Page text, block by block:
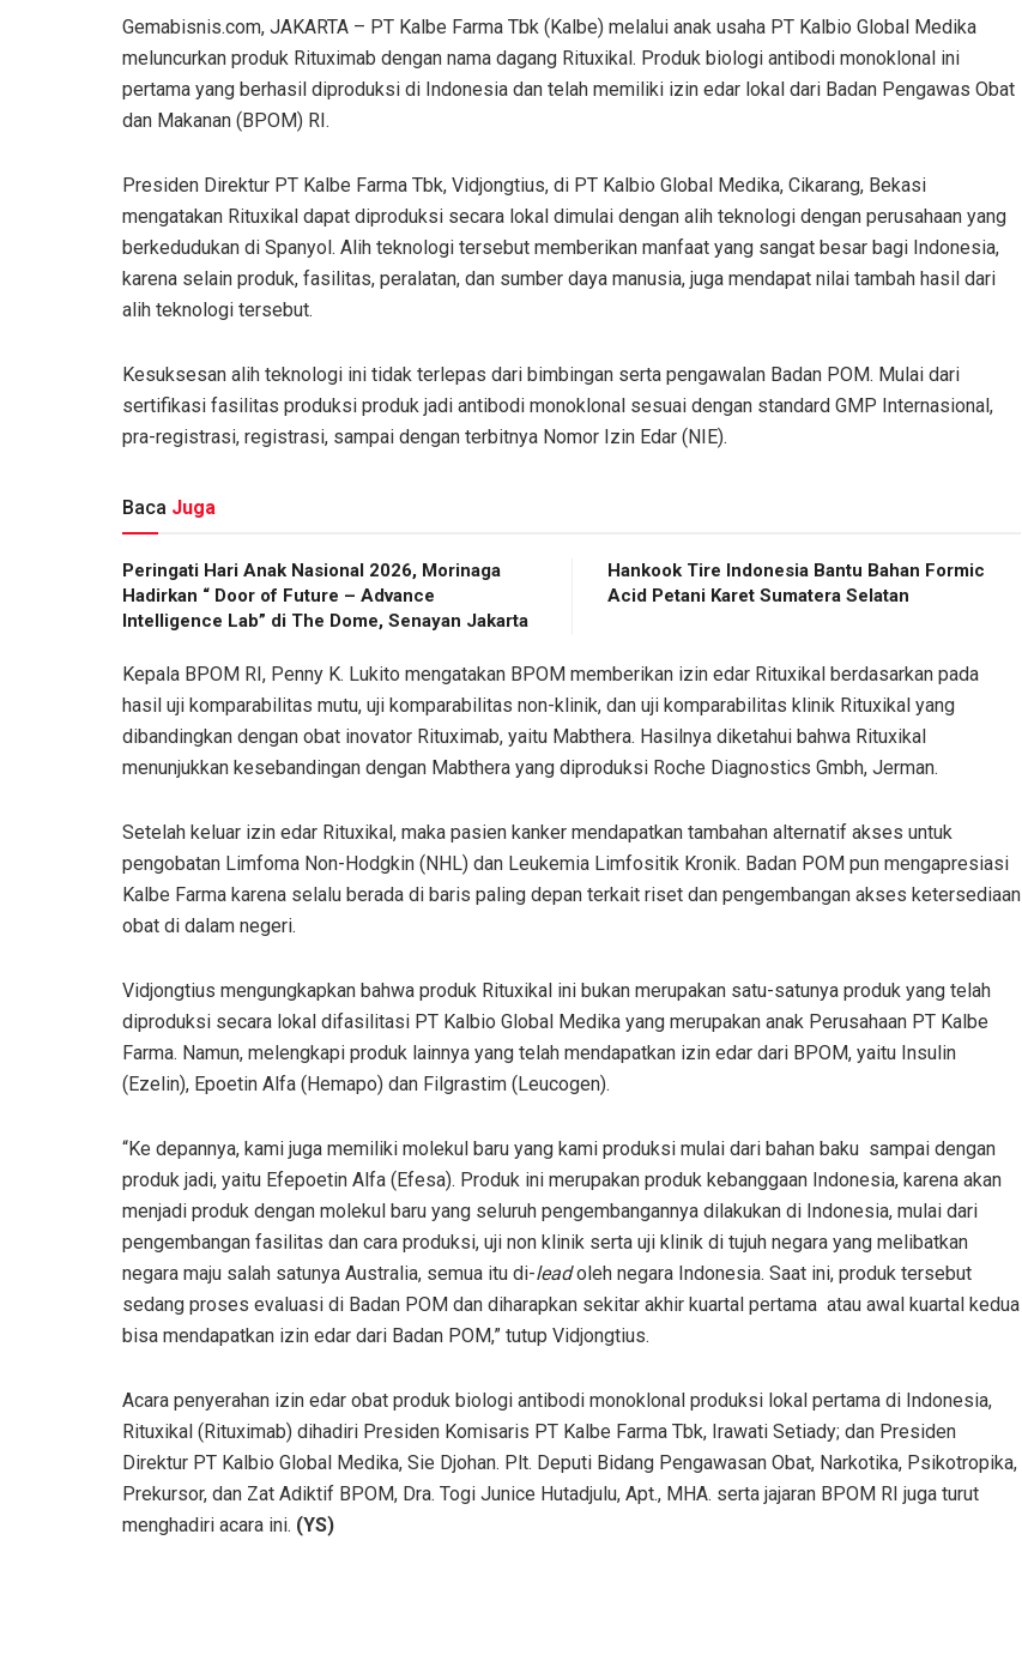
Gemabisnis.com, JAKARTA – PT Kalbe Farma Tbk (Kalbe) melalui anak usaha PT Kalbio Global Medika
meluncurkan produk Rituximab dengan nama dagang Rituxikal. Produk biologi antibodi monoklonal ini
pertama yang berhasil diproduksi di Indonesia dan telah memiliki izin edar lokal dari Badan Pengawas Obat
dan Makanan (BPOM) RI.
Presiden Direktur PT Kalbe Farma Tbk, Vidjongtius, di PT Kalbio Global Medika, Cikarang, Bekasi
mengatakan Rituxikal dapat diproduksi secara lokal dimulai dengan alih teknologi dengan perusahaan yang
berkedudukan di Spanyol. Alih teknologi tersebut memberikan manfaat yang sangat besar bagi Indonesia,
karena selain produk, fasilitas, peralatan, dan sumber daya manusia, juga mendapat nilai tambah hasil dari
alih teknologi tersebut.
Kesuksesan alih teknologi ini tidak terlepas dari bimbingan serta pengawalan Badan POM. Mulai dari
sertifikasi fasilitas produksi produk jadi antibodi monoklonal sesuai dengan standard GMP Internasional,
pra-registrasi, registrasi, sampai dengan terbitnya Nomor Izin Edar (NIE).
Baca Juga
Peringati Hari Anak Nasional 2026, Morinaga
Hadirkan “ Door of Future – Advance
Intelligence Lab” di The Dome, Senayan Jakarta
Hankook Tire Indonesia Bantu Bahan Formic
Acid Petani Karet Sumatera Selatan
Kepala BPOM RI, Penny K. Lukito mengatakan BPOM memberikan izin edar Rituxikal berdasarkan pada
hasil uji komparabilitas mutu, uji komparabilitas non-klinik, dan uji komparabilitas klinik Rituxikal yang
dibandingkan dengan obat inovator Rituximab, yaitu Mabthera. Hasilnya diketahui bahwa Rituxikal
menunjukkan kesebandingan dengan Mabthera yang diproduksi Roche Diagnostics Gmbh, Jerman.
Setelah keluar izin edar Rituxikal, maka pasien kanker mendapatkan tambahan alternatif akses untuk
pengobatan Limfoma Non-Hodgkin (NHL) dan Leukemia Limfositik Kronik. Badan POM pun mengapresiasi
Kalbe Farma karena selalu berada di baris paling depan terkait riset dan pengembangan akses ketersediaan
obat di dalam negeri.
Vidjongtius mengungkapkan bahwa produk Rituxikal ini bukan merupakan satu-satunya produk yang telah
diproduksi secara lokal difasilitasi PT Kalbio Global Medika yang merupakan anak Perusahaan PT Kalbe
Farma. Namun, melengkapi produk lainnya yang telah mendapatkan izin edar dari BPOM, yaitu Insulin
(Ezelin), Epoetin Alfa (Hemapo) dan Filgrastim (Leucogen).
“Ke depannya, kami juga memiliki molekul baru yang kami produksi mulai dari bahan baku sampai dengan
produk jadi, yaitu Efepoetin Alfa (Efesa). Produk ini merupakan produk kebanggaan Indonesia, karena akan
menjadi produk dengan molekul baru yang seluruh pengembangannya dilakukan di Indonesia, mulai dari
pengembangan fasilitas dan cara produksi, uji non klinik serta uji klinik di tujuh negara yang melibatkan
negara maju salah satunya Australia, semua itu di-leadoleh negara Indonesia. Saat ini, produk tersebut
sedang proses evaluasi di Badan POM dan diharapkan sekitar akhir kuartal pertama atau awal kuartal kedua
bisa mendapatkan izin edar dari Badan POM,” tutup Vidjongtius.
Acara penyerahan izin edar obat produk biologi antibodi monoklonal produksi lokal pertama di Indonesia,
Rituxikal (Rituximab) dihadiri Presiden Komisaris PT Kalbe Farma Tbk, Irawati Setiady; dan Presiden
Direktur PT Kalbio Global Medika, Sie Djohan. Plt. Deputi Bidang Pengawasan Obat, Narkotika, Psikotropika,
Prekursor, dan Zat Adiktif BPOM, Dra. Togi Junice Hutadjulu, Apt., MHA. serta jajaran BPOM RI juga turut
menghadiri acara ini. (YS)